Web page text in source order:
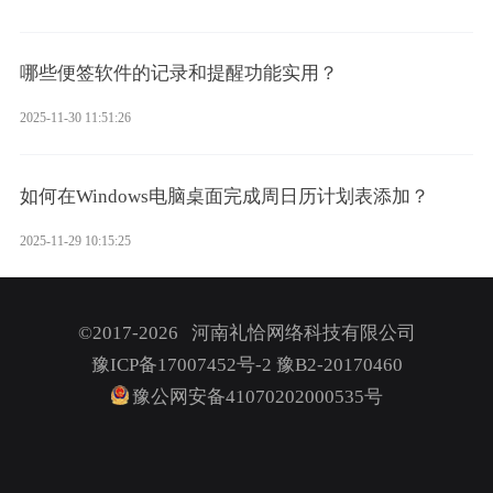
哪些便签软件的记录和提醒功能实用？
2025-11-30 11:51:26
如何在Windows电脑桌面完成周日历计划表添加？
2025-11-29 10:15:25
©2017-2026 河南礼恰网络科技有限公司
豫ICP备17007452号-2 豫B2-20170460
豫公网安备41070202000535号